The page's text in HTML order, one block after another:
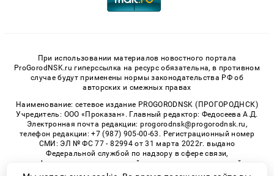
При использовании материалов новостного портала
ProGorodNSK.ru гиперссылка на ресурс обязательна, в противном
случае будут применены нормы законодательства РФ об
авторских и смежных правах
Наименование: сетевое издание PROGORODNSK (ПРОГОРОДНСК)
Учредитель: ООО «Проказан». Главный редактор: Федосеева А.Д.
Электронная почта редакции: progorodnsk@progorodnsk.ru,
телефон редакции: +7 (987) 905-00-63. Регистрационный номер
СМИ: ЭЛ № ФС 77 - 82994 от 31 марта 2022г. выдано
Федеральной службой по надзору в сфере связи,
информационных технологий и массовых коммуникаций.
Возрастная категория сайта 16+.